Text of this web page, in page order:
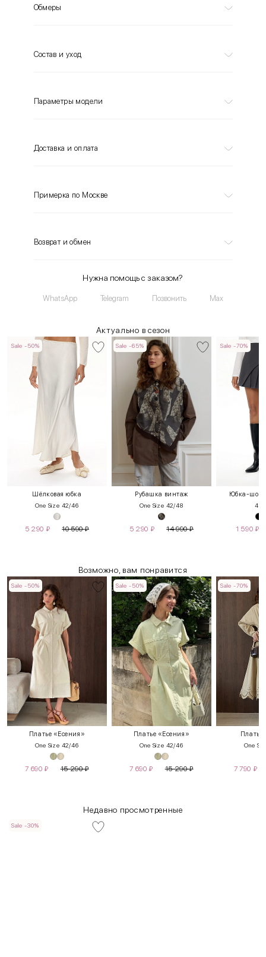
Обмеры
Состав и уход
Параметры модели
Доставка и оплата
Примерка по Москве
Возврат и обмен
Нужна помощь с заказом?
WhatsApp Telegram Позвонить Max
Актуально в сезон
Sale -50%
Шёлковая юбка
One Size 42/46
5 290 ₽ 10 590₽
Sale -65%
Рубашка винтаж
One Size 42/48
5 290 ₽ 14 990₽
Sale -70%
Юбка-
40
1 590 ₽
Возможно, вам понравится
Sale -50%
Платье «Есения»
One Size 42/46
7 690 ₽ 15 290₽
Sale -50%
Платье «Есения»
One Size 42/46
7 690 ₽ 15 290₽
Sale -70%
One
7 790 ₽
Недавно просмотренные
Sale -30%